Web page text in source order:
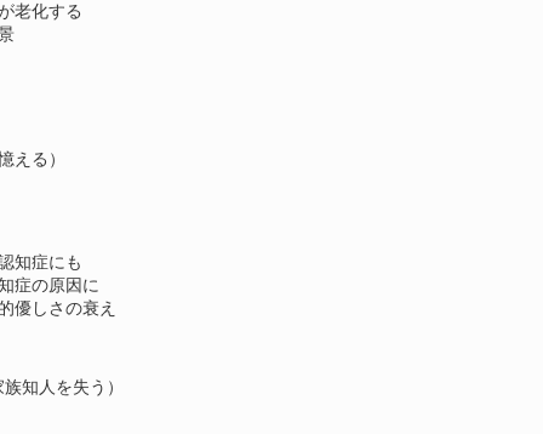
老化する
える）
知症にも
症の原因に
優しさの衰え
知人を失う）